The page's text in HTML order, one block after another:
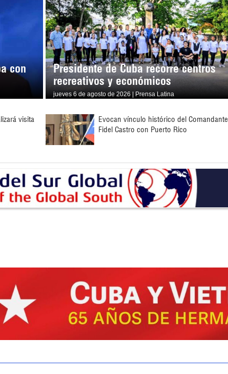
con
Presidente de Cuba recorre centros
recreativos y económicos
jueves 6 de agosto de 2026 | Prensa Latina
visita
Evocan vínculo histórico del Comandante
Fidel Castro con Puerto Rico